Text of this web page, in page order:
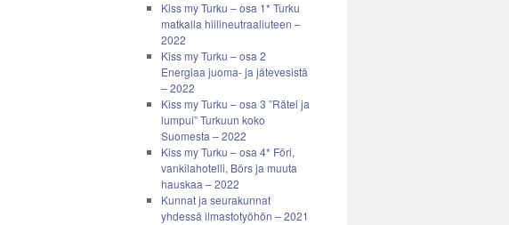
Kiss my Turku – osa 1* Turku
matkalla hiilineutraaliuteen –
2022
Kiss my Turku – osa 2
Energiaa juoma- ja jätevesistä
– 2022
Kiss my Turku – osa 3 ”Rätei ja
lumpui” Turkuun koko
Suomesta – 2022
Kiss my Turku – osa 4* Föri,
vankilahotelli, Börs ja muuta
hauskaa – 2022
Kunnat ja seurakunnat
yhdessä ilmastotyöhön – 2021